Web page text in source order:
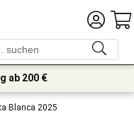
ab 200 €
Blanca 2025